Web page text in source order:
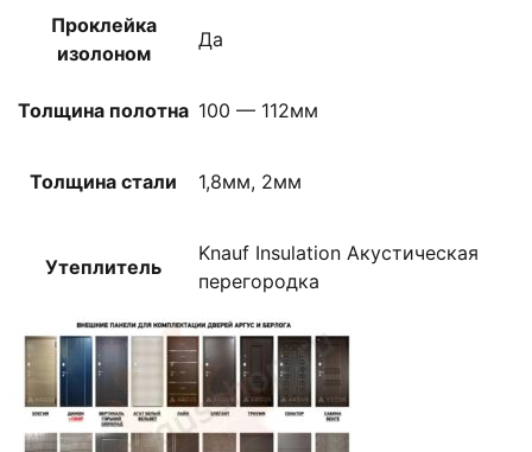
Проклейка
изолоном
Да
Толщина полотна 100 — 112мм
Толщина стали 1,8мм, 2мм
Утеплитель
Knauf Insulation Акустическая
перегородка